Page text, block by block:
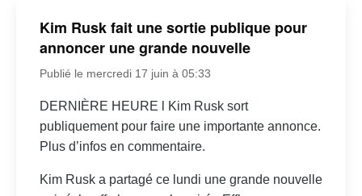
Kim Rusk fait une sortie publique pour
annoncer une grande nouvelle
Publié le mercredi 17 juin à 05:33
DERNIÈRE HEURE l Kim Rusk sort
publiquement pour faire une importante annonce.
Plus d’infos en commentaire.
Kim Rusk a partagé ce lundi une grande nouvelle